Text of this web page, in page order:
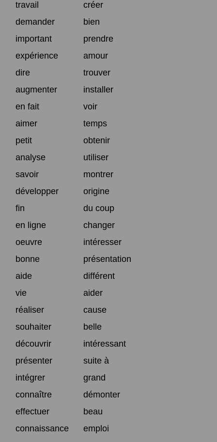
travail
créer
demander
bien
important
prendre
expérience
amour
dire
trouver
augmenter
installer
en fait
voir
aimer
temps
petit
obtenir
analyse
utiliser
savoir
montrer
développer
origine
fin
du coup
en ligne
changer
oeuvre
intéresser
bonne
présentation
aide
différent
vie
aider
réaliser
cause
souhaiter
belle
découvrir
intéressant
présenter
suite à
intégrer
grand
connaître
démonter
effectuer
beau
connaissance
emploi